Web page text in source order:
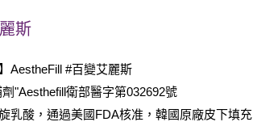
斯
AestheFill #百變艾麗斯
"Aesthefill衛部醫字第032692號
乳酸，通過美國FDA核准，韓國原廠皮下填充